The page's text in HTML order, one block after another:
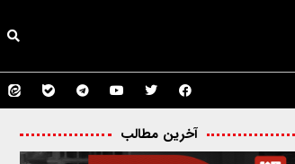
آخرین مطالب